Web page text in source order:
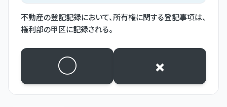
不動産の登記記録において、所有権に関する登記事項は、
権利部の甲区に記録される。
○ ×